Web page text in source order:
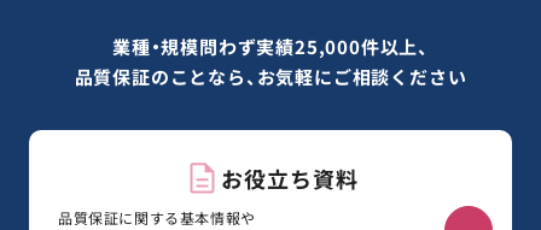
業種・規模問わず実績25,000件以上、
品質保証のことなら、お気軽にご相談ください
お役立ち資料
品質保証に関する基本情報や